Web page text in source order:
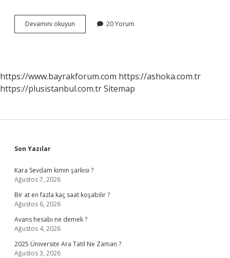
Devamını okuyun
Kesimi
20 Yorum
https://www.bayrakforum.com https://ashoka.com.tr
https://plusistanbul.com.trSitemap
Sidebar
Son Yazılar
Kara Sevdam kimin şarkısı ?
Ağustos 7, 2026
Bir at en fazla kaç saat koşabilir ?
Ağustos 6, 2026
Avans hesabı ne demek ?
Ağustos 4, 2026
2025 Üniversite Ara Tatil Ne Zaman ?
Ağustos 3, 2026